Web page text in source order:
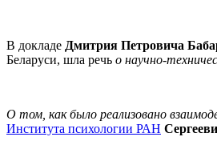
В докладе Дмитрия Петровича
Беларуси, шла речь о научно-
О том, как было реализовано
Института психологии РАН